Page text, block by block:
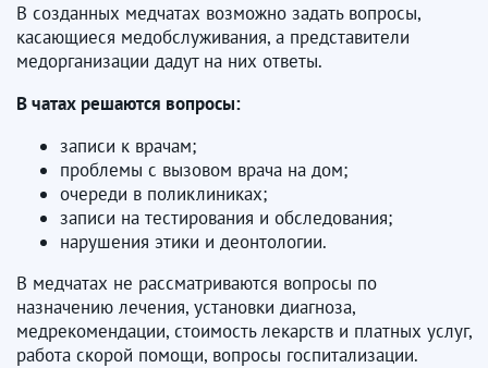
В созданных медчатах возможно задать вопросы,
касающиеся медобслуживания, а представители
медорганизации дадут на них ответы.
В чатах решаются вопросы:
записи к врачам;
проблемы с вызовом врача на дом;
очереди в поликлиниках;
записи на тестирования и обследования;
нарушения этики и деонтологии.
⁣В медчатах не рассматриваются вопросы по
назначению лечения, установки диагноза,
медрекомендации, стоимость лекарств и платных услуг,
работа скорой помощи, вопросы госпитализации. ⁣